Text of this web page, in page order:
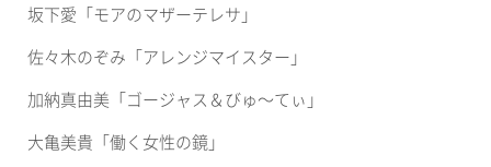
坂下愛「モアのマザーテレサ」
佐々木のぞみ「アレンジマイスター」
加納真由美「ゴージャス＆びゅ〜てぃ」
大亀美貴「働く女性の鏡」